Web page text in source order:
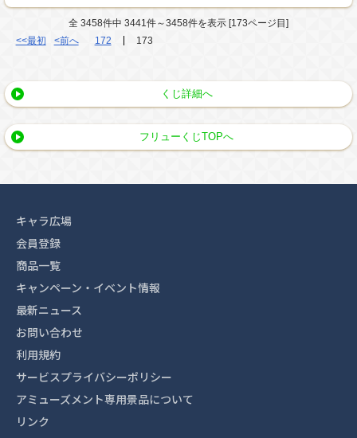
全 3458件中 3441件～3458件を表示 [173ページ目]
<<最初
<前へ 172 173
くじ詳細へ
フリューくじTOPへ
キャラ広場
会員登録
商品一覧
キャンペーン・イベント情報
最新ニュース
お問い合わせ
利用規約
サービスプライバシーポリシー
アミューズメント専用景品について
リンク